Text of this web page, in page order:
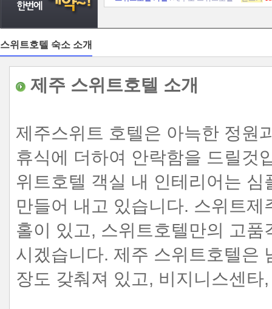
스위트호텔 숙소 소개
제주 스위트호텔 소개
제주스위트 호텔은 아늑한 정원
휴식에 더하여 안락함을 드릴것
위트호텔 객실 내 인테리어는
만들어 내고 있습니다. 스위트제
홀이 있고, 스위트호텔만의 고
시겠습니다. 제주 스위트호텔은
장도 갖춰져 있고, 비지니스센